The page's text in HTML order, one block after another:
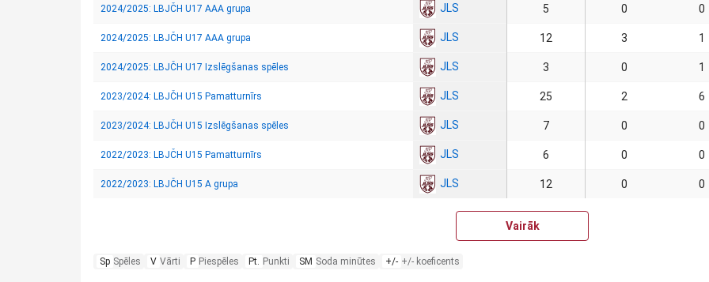
2024/2025: LBJČH U17 AAA grupa JLS 5 0 0
2024/2025: LBJČH U17 AAA grupa JLS 12 3 1
2024/2025: LBJČH U17 Izslēgšanas spēles JLS 3 0 1
2023/2024: LBJČH U15 Pamatturnīrs JLS 25 2 6
2023/2024: LBJČH U15 Izslēgšanas spēles JLS 7 0 0
2022/2023: LBJČH U15 Pamatturnīrs JLS 6 0 0
2022/2023: LBJČH U15 A grupa JLS 12 0 0
Vairāk
Sp Spēles V Vārti P Piespēles Pt. Punkti SM Soda minūtes +/- +/- koeficents